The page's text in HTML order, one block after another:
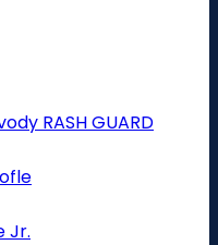
RASH GUARD
Jr.